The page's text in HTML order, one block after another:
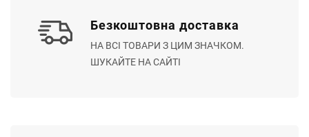
Безкоштовна доставка
НА ВСІ ТОВАРИ З ЦИМ ЗНАЧКОМ.
ШУКАЙТЕ НА САЙТІ